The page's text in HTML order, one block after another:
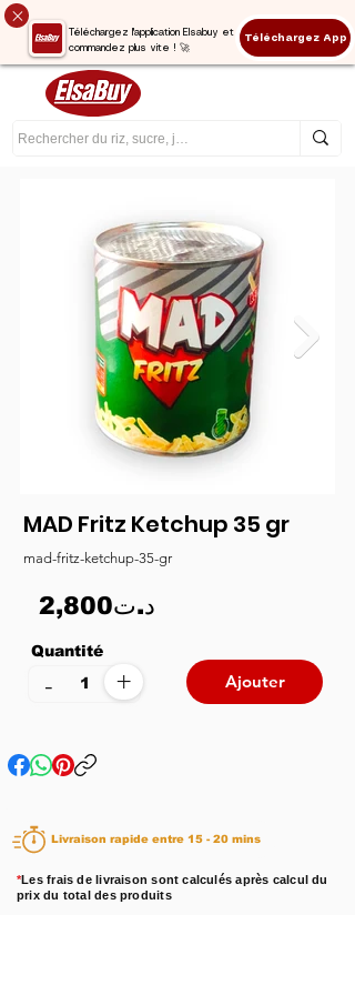
Téléchargez l'application Elsabuy et
commandez plus vite ! 🚀
Téléchargez App
MAD Fritz Ketchup 35 gr
mad-fritz-ketchup-35-gr
2,800د.ت
Quantité
+
- Ajouter
Livraison rapide entre 15 - 20 mins
*Les frais de livraison sont calculés après calcul du
prix du total des produits